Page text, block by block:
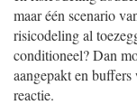
maar één scenario
risicodeling al
conditioneel? Dan
aangepakt en
reactie.